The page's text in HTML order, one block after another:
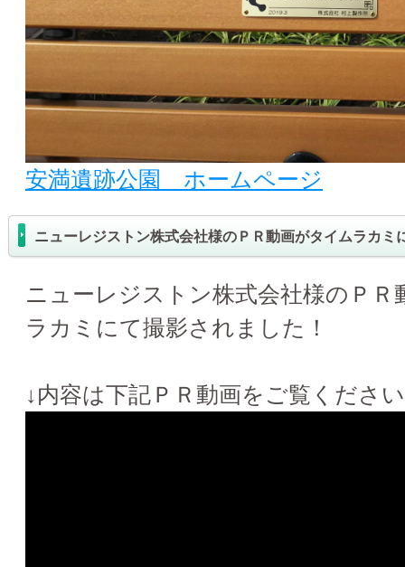
安満遺跡公園 ホームページ
ニューレジストン株式会社様のＰＲ動画がタイムラカミ
ニューレジストン株式会社様のＰＲ
ラカミにて撮影されました！
↓内容は下記ＰＲ動画をご覧ください